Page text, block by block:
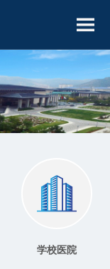
学校医院